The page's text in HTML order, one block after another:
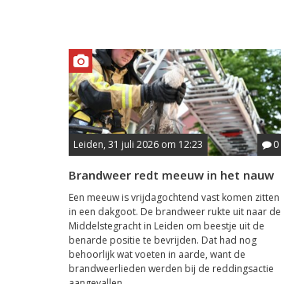
Leiden, 31 juli 2026 om 12:23 0
Brandweer redt meeuw in het nauw
Een meeuw is vrijdagochtend vast komen zitten
in een dakgoot. De brandweer rukte uit naar de
Middelstegracht in Leiden om beestje uit de
benarde positie te bevrijden. Dat had nog
behoorlijk wat voeten in aarde, want de
brandweerlieden werden bij de reddingsactie